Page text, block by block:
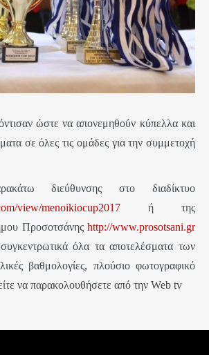
ώστε να απονεμηθούν κύπελλα και
σε όλες τις ομάδες για την συμμετοχή
διεύθυνσης στο διαδίκτυο
view/menoikiocup2017 ή της
Προσοτσάνης http://www.prosotsani.gr
όλα τα αποτελέσματα των
βαθμολογίες, πλούσιο φωτογραφικό
να παρακολουθήσετε από την Web tv